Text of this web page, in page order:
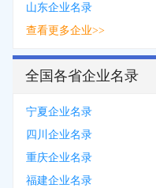
山东企业名录
查看更多企业>>
全国各省企业名录
宁夏企业名录
四川企业名录
重庆企业名录
福建企业名录